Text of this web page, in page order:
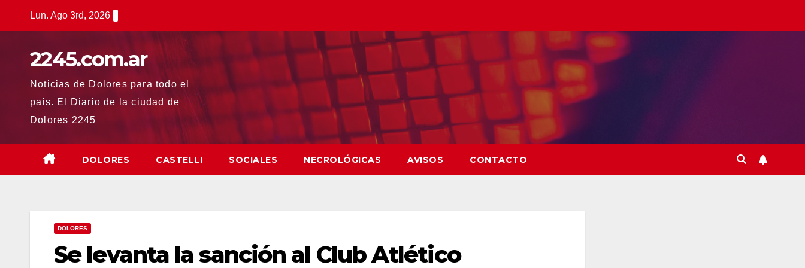
Lun. Ago 3rd, 2026
2245.com.ar
Noticias de Dolores para todo el
país. El Diario de la ciudad de
Dolores 2245
DOLORES CASTELLI SOCIALES NECROLÓGICAS AVISOS CONTACTO
DOLORES
Se levanta la sanción al Club Atlético